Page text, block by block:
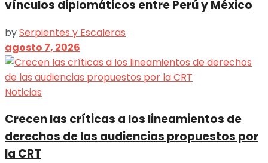
vínculos diplomáticos entre Perú y México
bySerpientes y Escaleras
agosto 7, 2026
Noticias
Crecen las críticas a los lineamientos de
derechos de las audiencias propuestos por
la CRT